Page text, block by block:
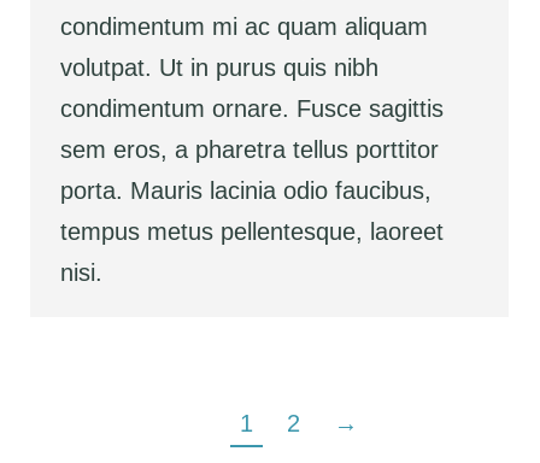
condimentum mi ac quam aliquam
volutpat. Ut in purus quis nibh
condimentum ornare. Fusce sagittis
sem eros, a pharetra tellus porttitor
porta. Mauris lacinia odio faucibus,
tempus metus pellentesque, laoreet
nisi.
1 2 →